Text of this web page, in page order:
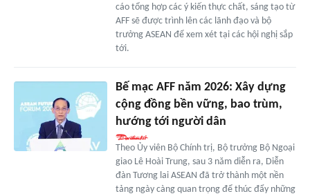
cáo tổng hợp các ý kiến thực chất, sáng tạo từ
AFF sẽ được trình lên các lãnh đạo và bộ
trưởng ASEAN để xem xét tại các hội nghị sắp
tới.
Bế mạc AFF năm 2026: Xây dựng
cộng đồng bền vững, bao trùm,
hướng tới người dân
Theo Ủy viên Bộ Chính trị, Bộ trưởng Bộ Ngoại
giao Lê Hoài Trung, sau 3 năm diễn ra, Diễn
đàn Tương lai ASEAN đã trở thành một nền
tảng ngày càng quan trọng để thúc đẩy những